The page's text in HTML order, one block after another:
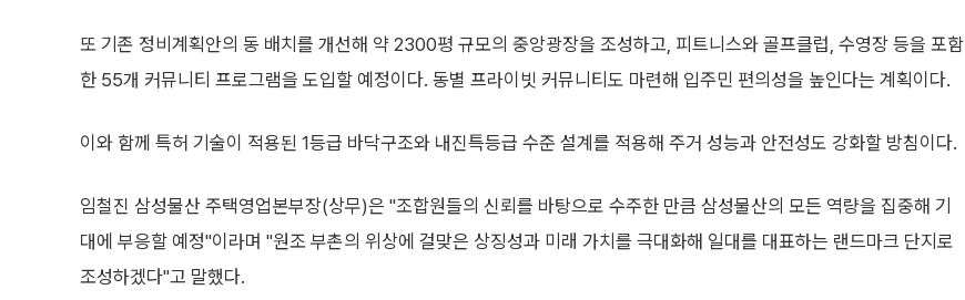
또 기존 정비계획안의 동 배치를 개선해 약 2300평 규모의 중앙광장을 조성하고, 피트니스와 골프클럽, 수영장 등을 포함
한 55개 커뮤니티 프로그램을 도입할 예정이다. 동별 프라이빗 커뮤니티도 마련해 입주민 편의성을 높인다는 계획이다.
이와 함께 특허 기술이 적용된 1등급 바닥구조와 내진특등급 수준 설계를 적용해 주거 성능과 안전성도 강화할 방침이다.
임철진 삼성물산 주택영업본부장(상무)은 "조합원들의 신뢰를 바탕으로 수주한 만큼 삼성물산의 모든 역량을 집중해 기
대에 부응할 예정"이라며 "원조 부촌의 위상에 걸맞은 상징성과 미래 가치를 극대화해 일대를 대표하는 랜드마크 단지로
조성하겠다"고 말했다.